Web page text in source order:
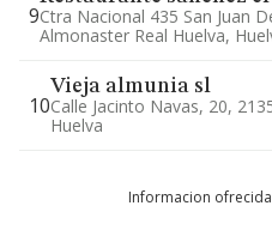
9Ctra Nacional 435 San Juan
Almonaster Real Huelva,
10
Vieja almunia sl
Calle Jacinto Navas, 20,
Huelva
Informacion